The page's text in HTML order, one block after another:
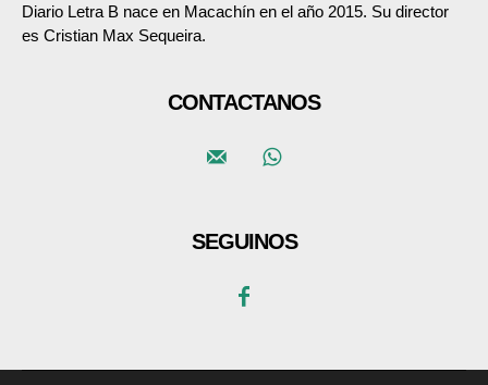
Diario Letra B nace en Macachín en el año 2015. Su director
es Cristian Max Sequeira.
CONTACTANOS
SEGUINOS